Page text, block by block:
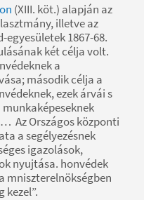
(XIII. köt.) alapján az
illetve az
1867-68.
két célja volt.
a
második célja a
ezek árvái s
Az Országos központi
a segélyezésnek
igazolások,
nyujtása. honvédek
mniszterelnökségben
kezel”.